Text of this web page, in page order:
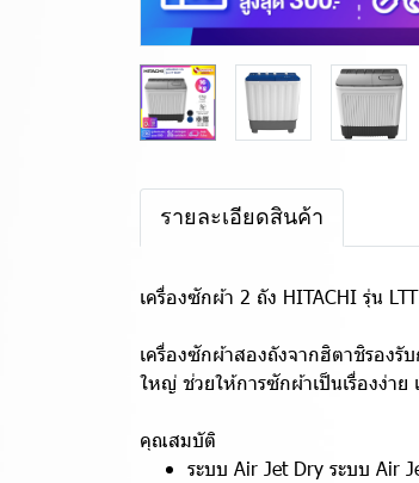
รายละเอียดสินค้า
เครื่องซักผ้า 2 ถัง HITACHI รุ่น
เครื่องซักผ้าสองถังจากฮิตาชิรอง
ใหญ่ ช่วยให้การซักผ้าเป็นเรื่องง่าย
คุณสมบัติ
ระบบ Air Jet Dry ระบบ Air